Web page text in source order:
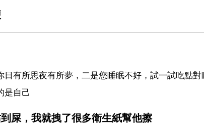
有所思夜有所夢，二是您睡眠不好，試一試吃點
是自己
屎，我就拽了很多衛生紙幫他擦